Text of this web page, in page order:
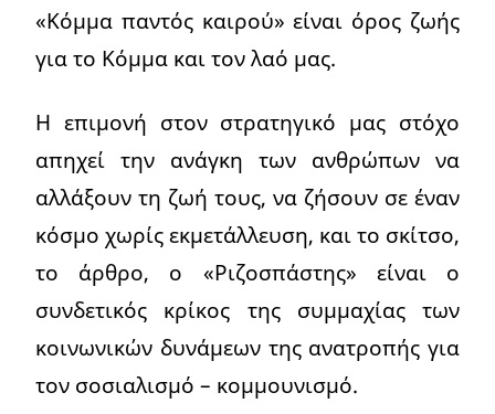
«Κόμμα παντός καιρού» είναι όρος ζωής
για το Κόμμα και τον λαό μας.
Η επιμονή στον στρατηγικό μας στόχο
απηχεί την ανάγκη των ανθρώπων να
αλλάξουν τη ζωή τους, να ζήσουν σε έναν
κόσμο χωρίς εκμετάλλευση, και το σκίτσο,
το άρθρο, ο «Ριζοσπάστης» είναι ο
συνδετικός κρίκος της συμμαχίας των
κοινωνικών δυνάμεων της ανατροπής για
τον σοσιαλισμό – κομμουνισμό.